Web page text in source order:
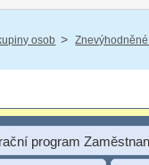
osob /
program